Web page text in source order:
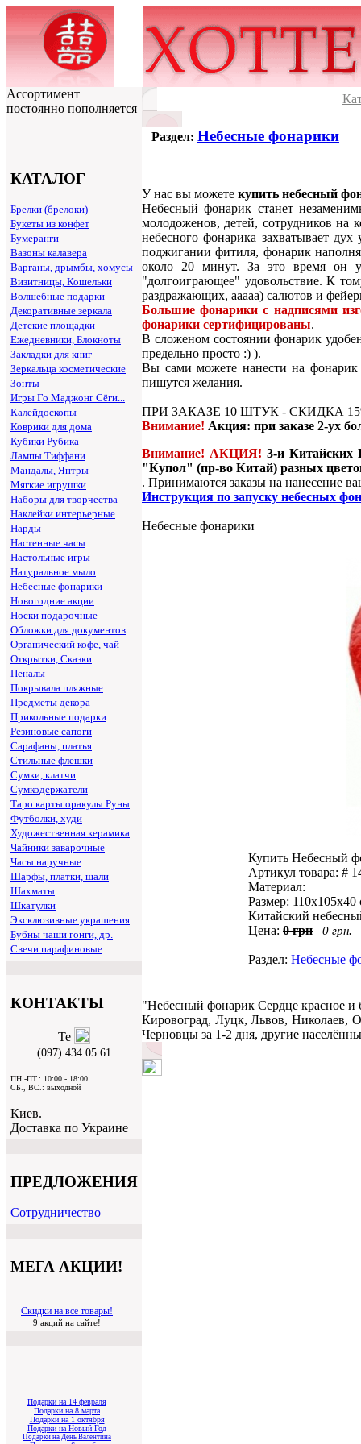
Ассортимент
постоянно пополняется
КАТАЛОГ
Брелки (брелоки)
Букеты из конфет
Бумеранги
Вазоны калавера
Варганы, дрымбы, хомусы
Визитницы, Кошельки
Волшебные подарки
Декоративные зеркала
Детские площадки
Ежедневники, Блокноты
Закладки для книг
Зеркальца косметические
Зонты
Игры Го Маджонг Сёги...
Калейдоскопы
Коврики для дома
Кубики Рубика
Лампы Тиффани
Мандалы, Янтры
Мягкие игрушки
Наборы для творчества
Наклейки интерьерные
Нарды
Настенные часы
Настольные игры
Натуральное мыло
Небесные фонарики
Новогодние акции
Носки подарочные
Обложки для документов
Органический кофе, чай
Открытки, Сказки
Пеналы
Покрывала пляжные
Предметы декора
Прикольные подарки
Резиновые сапоги
Сарафаны, платья
Стильные флешки
Сумки, клатчи
Сумкодержатели
Таро карты оракулы Руны
Футболки, худи
Художественная керамика
Чайники заварочные
Часы наручные
Шарфы, платки, шали
Шахматы
Шкатулки
Эксклюзивные украшения
Бубны чаши гонги, др.
Свечи парафиновые
КОНТАКТЫ
(097) 434 05 61
ПН.-ПТ.: 10:00 - 18:00
СБ., ВС.: выходной
Киев.
Доставка по Украине
ПРЕДЛОЖЕНИЯ
Cотрудничество
МЕГА АКЦИИ!
Скидки на все товары!
9 акций на сайте!
Подарки на 14 февраля
Подарки на 8 марта
Подарки на 1 октября
Подарки на Новый Год
Подарки на День Валентина
Раздел: Небесные фонарики
У нас вы можете купить небесный
Небесный фонарик станет
молодоженов, детей, сотрудников
небесного фонарика захватывает
поджигании фитиля, фонарик
около 20 минут. За это время он
"долгоиграющее" удовольствие. К
раздражающих, ааааа) салютов и
Большие фонарики с надписями
фонарики сертифицированы.
В сложеном состоянии фонарик
предельно просто :) ).
Вы сами можете нанести на
пишутся желания.
ПРИ ЗАКАЗЕ 10 ШТУК - СКИДКА
Внимание! Акция: при заказе 2-ух
Внимание! АКЦИЯ! 3-и
"Купол" (пр-во Китай) разных
. Принимаются заказы на нанесение
Инструкция по запуску небесных
Небесные фонарики
Купить Небесный
Артикул товара: #
Материал:
Размер: 110х105х40
Китайский
Цена: 0 грн 0 грн.
Раздел: Небесные
"Небесный фонарик Сердце красное
Кировоград, Луцк, Львов, Николаев,
Черновцы за 1-2 дня, другие